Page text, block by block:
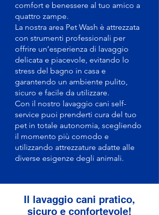
comfort e benessere al tuo amico a
quattro zampe.
La nostra area Pet Wash è attrezzata
con strumenti professionali per
offrire un’esperienza di lavaggio
delicata e piacevole, evitando lo
stress del bagno in casa e
garantendo un ambiente pulito,
sicuro e facile da utilizzare.
Con il nostro lavaggio cani self-
service puoi prenderti cura del tuo
pet in totale autonomia, scegliendo
il momento più comodo e
utilizzando attrezzature adatte alle
diverse esigenze degli animali.
Il lavaggio cani pratico,
sicuro e confortevole!